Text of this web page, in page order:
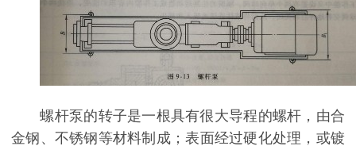
螺杆泵的转子是一根具有很大导程的螺杆，由合
金钢、不锈钢等材料制成；表面经过硬化处理，或镀